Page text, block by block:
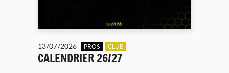
13/07/2026 PROS CLUB
CALENDRIER 26/27